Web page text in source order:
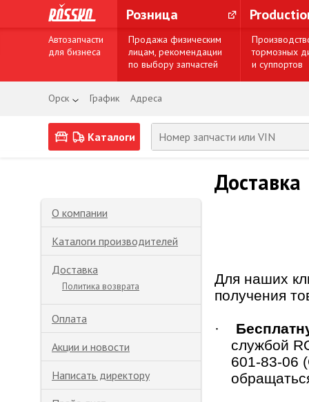
Розница
Автозапчасти
для бизнеса
Продажа физическим
лицам, рекомендации
по выбору запчастей
тормозных
и суппортов
Орск График Адреса
Каталоги
О компании
Каталоги производителей
Доставка
Политика возврата
Оплата
Акции и новости
Написать директору
Доставка
Для наших
получения
·
службой
601-83-06